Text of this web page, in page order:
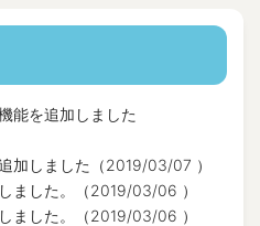
能を追加しました
加しました（2019/03/07 ）
ました。（2019/03/06 ）
ました。（2019/03/06 ）